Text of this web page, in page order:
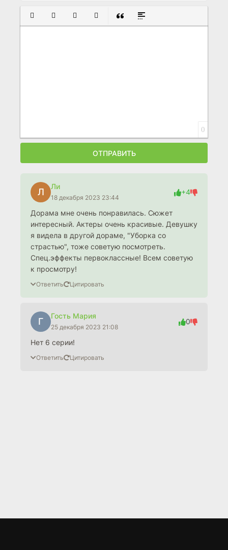
ПОЛУЖИРНЫЙ
КУРСИВПОДЧЕРКНУТЫЙ
ЗАЧЕРКНУТЫЙ
ВСТАВКА ЦИТАТЫ
ВСТАВКА СПОЙЛЕРА
0
ОТПРАВИТЬ
Л
Ли
18 декабря 2023 23:44
+4
Дорама мне очень понравилась. Сюжет
интересный. Актеры очень красивые. Девушку
я видела в другой дораме, "Уборка со
страстью", тоже советую посмотреть.
Спец.эффекты первоклассные! Всем советую
к просмотру!
Ответить Цитировать
Г
Гость Мария
25 декабря 2023 21:08
0
Нет 6 серии!
Ответить Цитировать